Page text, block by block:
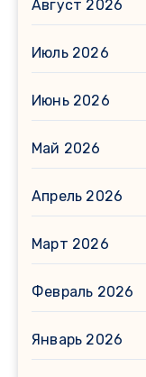
Август 2026
Июль 2026
Июнь 2026
Май 2026
Апрель 2026
Март 2026
Февраль 2026
Январь 2026